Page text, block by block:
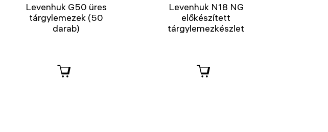
Levenhuk G50 üres
tárgylemezek (50
darab)
Levenhuk N18 NG
előkészített
tárgylemezkészlet